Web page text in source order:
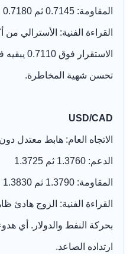
المقاومة: 0.7145 ثم 0.7180
القراءة الفنية: الأسترالي من
تحسن شهية المخاطرة.
USD/CAD
الاتجاه العام: هابط معتدل دون 1.3790
الدعم: 1.3760 ثم 1.3725
المقاومة: 1.3790 ثم 1.3830
القراءة الفنية: الزوج هادئ
بحركة النفط والدولار. أي
ارتداده الصاعد.